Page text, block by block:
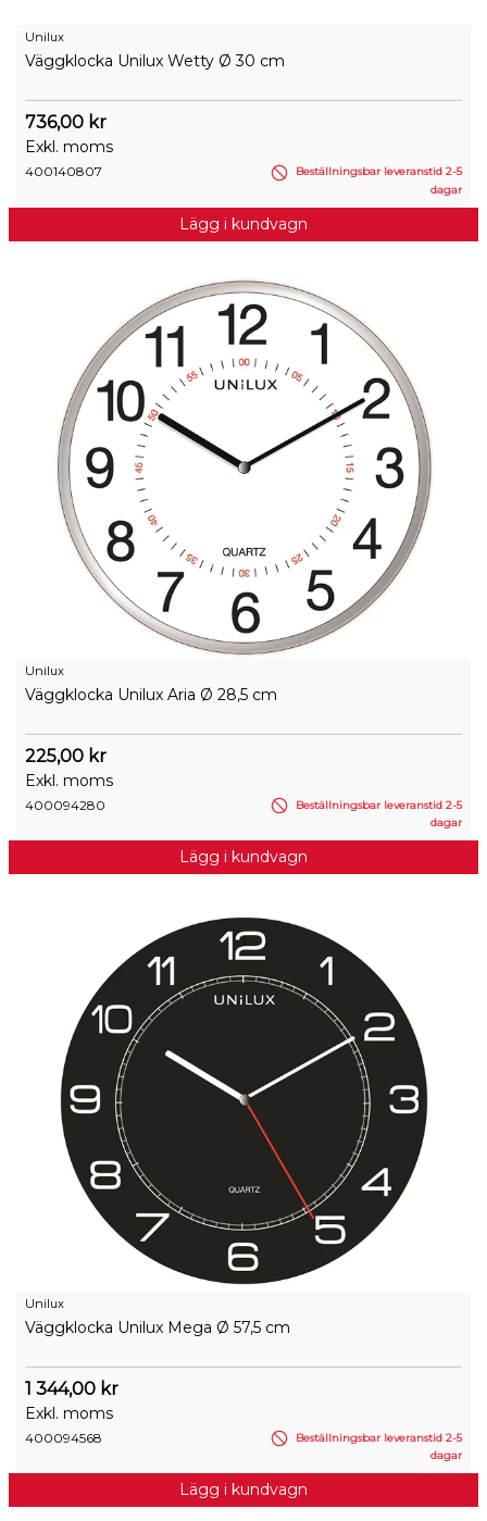
Unilux
Väggklocka Unilux Wetty Ø 30 cm
736,00 kr
Exkl. moms
400140807
Beställningsbar leveranstid 2-5
dagar
Lägg i kundvagn
Unilux
Väggklocka Unilux Aria Ø 28,5 cm
225,00 kr
Exkl. moms
400094280
Beställningsbar leveranstid 2-5
dagar
Lägg i kundvagn
Unilux
Väggklocka Unilux Mega Ø 57,5 cm
1 344,00 kr
Exkl. moms
400094568
Beställningsbar leveranstid 2-5
dagar
Lägg i kundvagn